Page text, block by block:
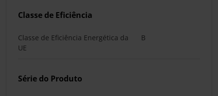
Classe de Eficiência
Classe de Eficiência Energética da
UE
B
Série do Produto